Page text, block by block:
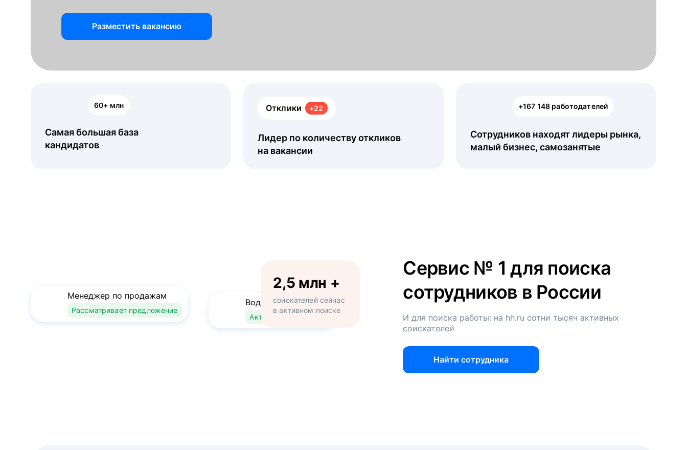
Разместить вакансию
60+ млн
Самая большая база
кандидатов
Отклики +22
Лидер по количеству откликов
на вакансии
+167 148 работодателей
Сотрудников находят лидеры рынка,
малый бизнес, самозанятые
Водитель
Активно ищет работу
Менеджер по продажам
Рассматривает предложение
2,5 млн +
соискателей сейчас
в активном поиске
Сервис № 1 для поиска
сотрудников в России
И для поиска работы: на hh.ru сотни тысяч активных
соискателей
Найти сотрудника